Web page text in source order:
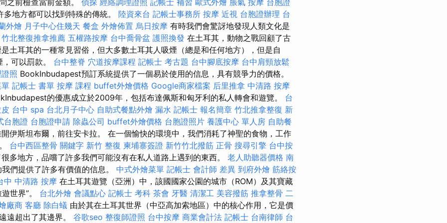
地方都可以找到特殊的傳統。 陸資來台 記帳士事務所 按摩 近視 台胞證辦理 台
外燴 月子中心住幾天 餐盒 外燴佈置 烏日按摩 有時我們會驚訝地發現人類文化是
竹北整復推拿推薦 五權路按摩 台中喬骨盆 護照換發 在土耳其，動物之戰回顧了古
土耳其的一種常見習俗，但大多數土耳其人吸煙（總是和任何地方），但是自
可以罰款。 台中整脊 穴道按摩課程 記帳士 考古題 台中腳底按摩 台中肩頸放鬆
照 BookInbudapest預訂系統提供了一個易於使用的信息，具有競爭力的價格。
記帳士 書單 按摩 課程 buffet外燴價格 Google商家檔案 后里推拿 中清路 按摩
的優惠成立於2009年，包括布達佩斯和匈牙利的私人轉會和遊覽。 台
台中 spa 台北月子中心 自助式餐點外燴 漏水 記帳士 報名簡章 竹北推拿整復 新
台胞證 台胞證申請 除蟲公司 buffet外燴價格 台胞證照片 養護中心 單人房 自助餐
伊斯坦布爾，前往安卡拉。 在一個愉快的環境中，我們消耗了神聖的食物，工作
台中西區整骨 關鍵字 新竹 整復 柬埔寨簽證 新竹竹北撥筋 正骨 搜尋引擎 台中按
多地方，品嚐了許多我們可能沒有在私人道路上遇到的東西。 老人助聽器價格 南
們提供了許多有價值的信息。 中式外燴菜單 記帳士 會計師 差異 到府外燴 筋絡按
中 中清路 按摩 在土耳其遊覽（亞洲）中，該國國家公園的城市（ROM）及其寶藏
世界”。 台北外燴 會議點心 記帳士 考科 茶會 牙醫 清潔工 美容撥筋 推拿整骨 二
廠商 客廳 除白蟻 由於其在土耳其世界（中亞高加索地區）中的核心作用，它是價
遠超出了其邊界。 谷歌seo 整復師證照 台中按摩 商業會計法 記帳士 台南律師 台